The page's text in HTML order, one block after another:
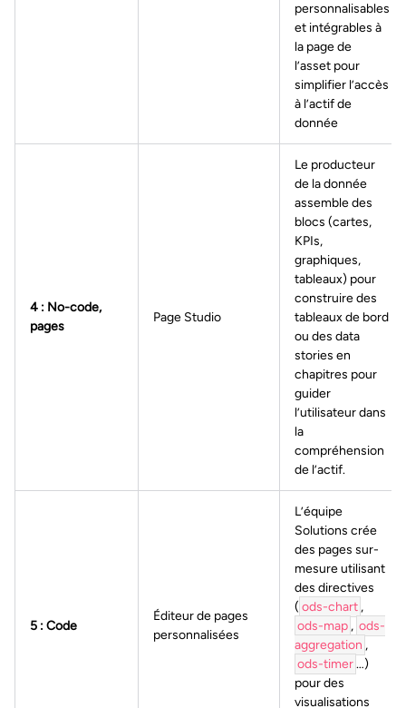
personnalisables
et intégrables à
la page de
l’asset pour
simplifier l’accès
à l’actif de
donnée
4 : No-code,
pages
Page Studio
Le producteur
de la donnée
assemble des
blocs (cartes,
KPIs,
graphiques,
tableaux) pour
construire des
tableaux de bord
ou des data
stories en
chapitres pour
guider
l’utilisateur dans
la
compréhension
de l’actif.
5 : Code
Éditeur de pages
personnalisées
L’équipe
Solutions crée
des pages sur-
mesure utilisant
des directives
( ods-chart ,
ods-map , ods-
aggregation ,
ods-timer…)
pour des
visualisations